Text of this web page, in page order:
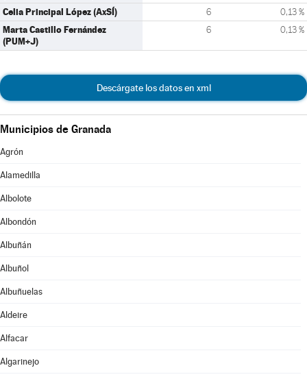
Celia Principal López (AxSÍ) 6 0,13 %
Marta Castillo Fernández
(PUM+J)
6 0,13 %
Descárgate los datos en xml
Municipios de Granada
Agrón
Alamedilla
Albolote
Albondón
Albuñán
Albuñol
Albuñuelas
Aldeire
Alfacar
Algarinejo